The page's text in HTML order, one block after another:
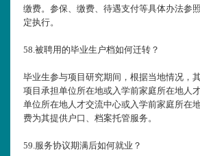
缴费。参保、缴费、待遇支付等具体办法参
定执行。
58.被聘用的毕业生户档如何迁转？
毕业生参与项目研究期间，根据当地情况，
项目承担单位所在地或入学前家庭所在地人
单位所在地人才交流中心或入学前家庭所在
费为其提供户口、档案托管服务。
59.服务协议期满后如何就业？